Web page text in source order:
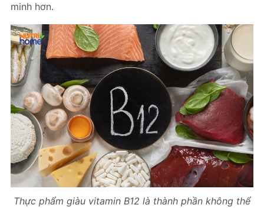
minh hơn.
Thực phẩm giàu vitamin B12 là thành phần không thể